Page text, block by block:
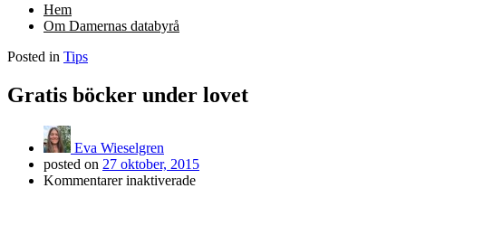
Hem
Om Damernas databyrå
Posted in Tips
Gratis böcker under lovet
Eva Wieselgren
posted on 27 oktober, 2015
Kommentarer inaktiveradeför